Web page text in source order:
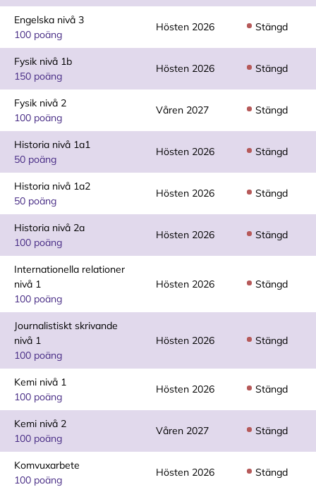
Engelska nivå 3
100 poäng
Hösten 2026 Stängd
Fysik nivå 1b
150 poäng
Hösten 2026 Stängd
Fysik nivå 2
100 poäng
Våren 2027 Stängd
Historia nivå 1a1
50 poäng
Hösten 2026 Stängd
Historia nivå 1a2
50 poäng
Hösten 2026 Stängd
Historia nivå 2a
100 poäng
Hösten 2026 Stängd
Internationella relationer
nivå 1
100 poäng
Hösten 2026 Stängd
Journalistiskt skrivande
nivå 1
100 poäng
Hösten 2026 Stängd
Kemi nivå 1
100 poäng
Hösten 2026 Stängd
Kemi nivå 2
100 poäng
Våren 2027 Stängd
Komvuxarbete
100 poäng
Hösten 2026 Stängd